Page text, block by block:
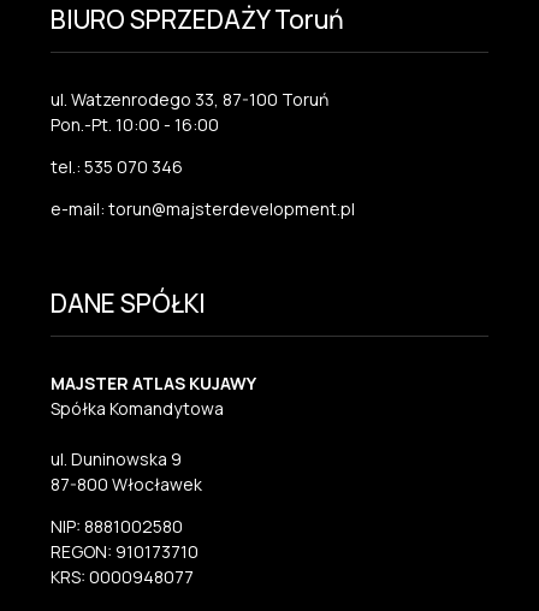
BIURO SPRZEDAŻY Toruń
ul. Watzenrodego 33, 87-100 Toruń
Pon.-Pt. 10:00 - 16:00
tel.: 535 070 346
e-mail: torun@majsterdevelopment.pl
DANE SPÓŁKI
MAJSTER ATLAS KUJAWY
Spółka Komandytowa
ul. Duninowska 9
87-800 Włocławek
NIP: 8881002580
REGON: 910173710
KRS: 0000948077